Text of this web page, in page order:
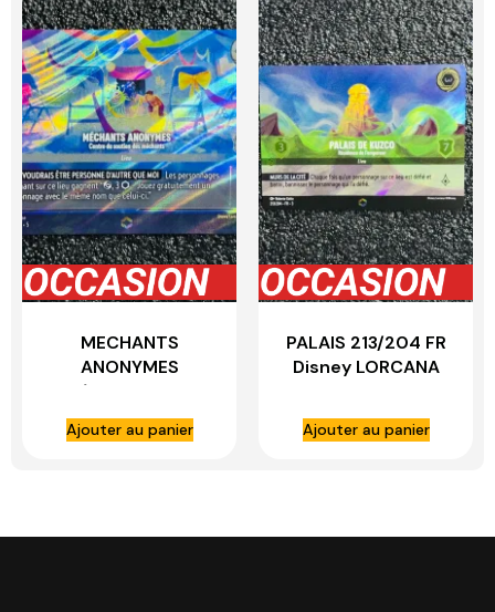
MECHANTS
ANONYMES
222/204 FR Disney
LORCANA
Ajouter au panier
PALAIS 213/204 FR
Disney LORCANA
Ajouter au panier